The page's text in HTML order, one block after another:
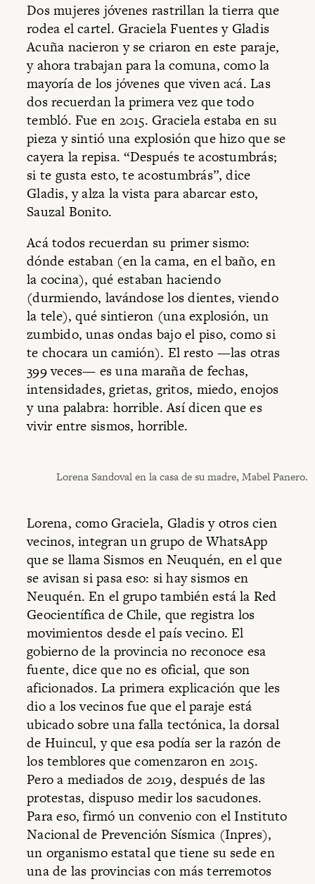
Dos mujeres jóvenes rastrillan la tierra que
rodea el cartel. Graciela Fuentes y Gladis
Acuña nacieron y se criaron en este paraje,
y ahora trabajan para la comuna, como la
mayoría de los jóvenes que viven acá. Las
dos recuerdan la primera vez que todo
tembló. Fue en 2015. Graciela estaba en su
pieza y sintió una explosión que hizo que se
cayera la repisa. “Después te acostumbrás;
si te gusta esto, te acostumbrás”, dice
Gladis, y alza la vista para abarcar esto,
Sauzal Bonito.
Acá todos recuerdan su primer sismo:
dónde estaban (en la cama, en el baño, en
la cocina), qué estaban haciendo
(durmiendo, lavándose los dientes, viendo
la tele), qué sintieron (una explosión, un
zumbido, unas ondas bajo el piso, como si
te chocara un camión). El resto —las otras
399 veces— es una maraña de fechas,
intensidades, grietas, gritos, miedo, enojos
y una palabra: horrible. Así dicen que es
vivir entre sismos, horrible.
Lorena Sandoval en la casa de su madre, Mabel Panero.
Lorena, como Graciela, Gladis y otros cien
vecinos, integran un grupo de WhatsApp
que se llama Sismos en Neuquén, en el que
se avisan si pasa eso: si hay sismos en
Neuquén. En el grupo también está la Red
Geocientífica de Chile, que registra los
movimientos desde el país vecino. El
gobierno de la provincia no reconoce esa
fuente, dice que no es oficial, que son
aficionados. La primera explicación que les
dio a los vecinos fue que el paraje está
ubicado sobre una falla tectónica, la dorsal
de Huincul, y que esa podía ser la razón de
los temblores que comenzaron en 2015.
Pero a mediados de 2019, después de las
protestas, dispuso medir los sacudones.
Para eso, firmó un convenio con el Instituto
Nacional de Prevención Sísmica (Inpres),
un organismo estatal que tiene su sede en
una de las provincias con más terremotos